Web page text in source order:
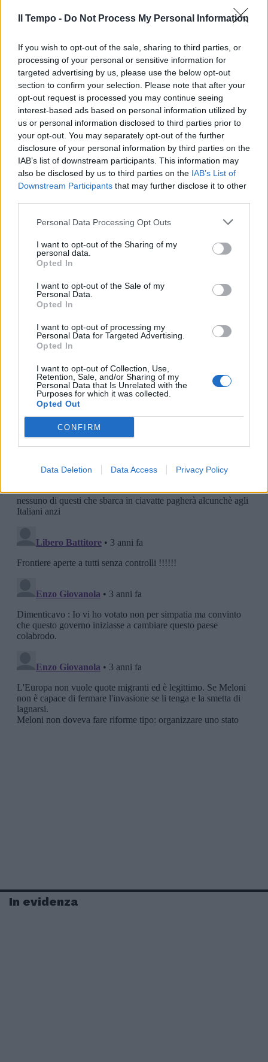
Il Tempo - Do Not Process My Personal Information
If you wish to opt-out of the sale, sharing to third parties, or
processing of your personal or sensitive information for
targeted advertising by us, please use the below opt-out
section to confirm your selection. Please note that after your
opt-out request is processed you may continue seeing
interest-based ads based on personal information utilized by
us or personal information disclosed to third parties prior to
your opt-out. You may separately opt-out of the further
disclosure of your personal information by third parties on the
IAB’s list of downstream participants. This information may
also be disclosed by us to third parties on the IAB’s List of
Downstream Participants that may further disclose it to other
Personal Data Processing Opt Outs
I want to opt-out of the Sharing of my
personal data.
Opted In
I want to opt-out of the Sale of my
Personal Data.
Opted In
I want to opt-out of processing my
Personal Data for Targeted Advertising.
Opted In
I want to opt-out of Collection, Use,
Retention, Sale, and/or Sharing of my
Personal Data that Is Unrelated with the
Purposes for which it was collected.
Opted Out
CONFIRM
Data Deletion Data Access Privacy Policy
Paese con un tasso di riconoscimento molto
basso, e ad esempio non sei una persona
vulnerabile né un minore non accompagnato,
dovresti avere una procedura accelerata già
ai confini», ha evidenziato Johansson,
perché«non ha senso che persone
provenienti da Albania, Pakistan o Turchia
vengano trattate allo stesso modo di persone
che arrivano da Afghanistan, Siria e Sudan».
In evidenza